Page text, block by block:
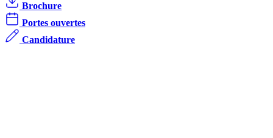
Brochure
Portes ouvertes
Candidature